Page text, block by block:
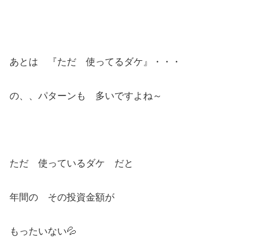
あとは 『ただ 使ってるダケ』・・・
の、、パターンも 多いですよね～
ただ 使っているダケ だと
年間の その投資金額が
もったいない💦